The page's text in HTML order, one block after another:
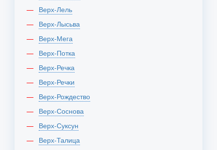
Верх-Лель
Верх-Лысьва
Верх-Мега
Верх-Потка
Верх-Речка
Верх-Речки
Верх-Рождество
Верх-Соснова
Верх-Суксун
Верх-Талица